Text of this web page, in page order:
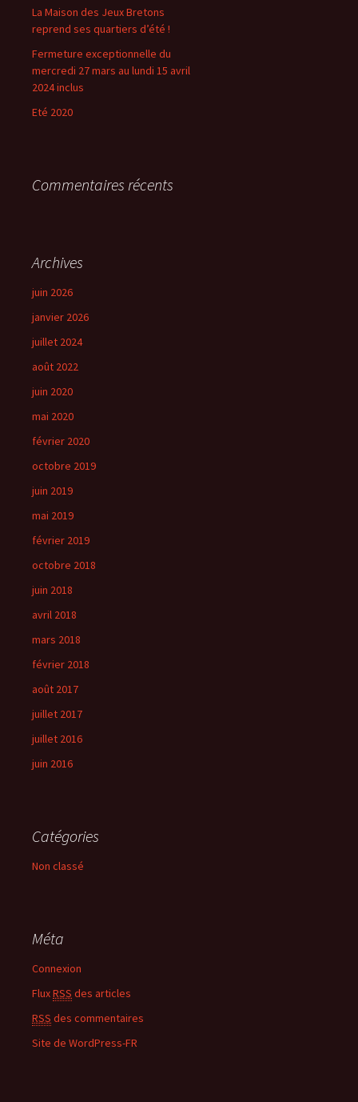
La Maison des Jeux Bretons
reprend ses quartiers d’été !
Fermeture exceptionnelle du
mercredi 27 mars au lundi 15 avril
2024 inclus
Eté 2020
Commentaires récents
Archives
juin 2026
janvier 2026
juillet 2024
août 2022
juin 2020
mai 2020
février 2020
octobre 2019
juin 2019
mai 2019
février 2019
octobre 2018
juin 2018
avril 2018
mars 2018
février 2018
août 2017
juillet 2017
juillet 2016
juin 2016
Catégories
Non classé
Méta
Connexion
FluxRSS des articles
RSS des commentaires
Site de WordPress-FR